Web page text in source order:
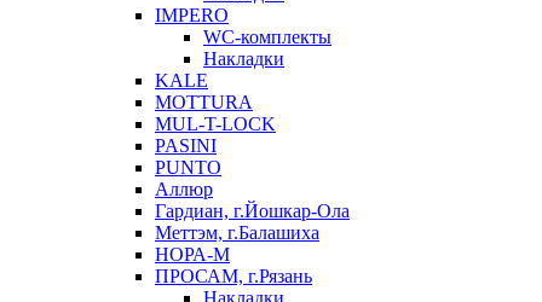
IMPERO
WC-комплекты
Накладки
KALE
MOTTURA
MUL-T-LOCK
PASINI
PUNTO
Аллюр
Гардиан, г.Йошкар-Ола
Меттэм, г.Балашиха
НОРА-М
ПРОСАМ, г.Рязань
Накладки